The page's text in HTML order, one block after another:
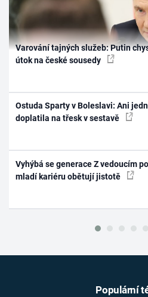
Varování tajných služeb: Putin
útok na české sousedy
Ostuda Sparty v Boleslavi: Ani
doplatila na třesk v sestavě
Vyhýbá se generace Z vedoucím
mladí kariéru obětují jistotě
Populární